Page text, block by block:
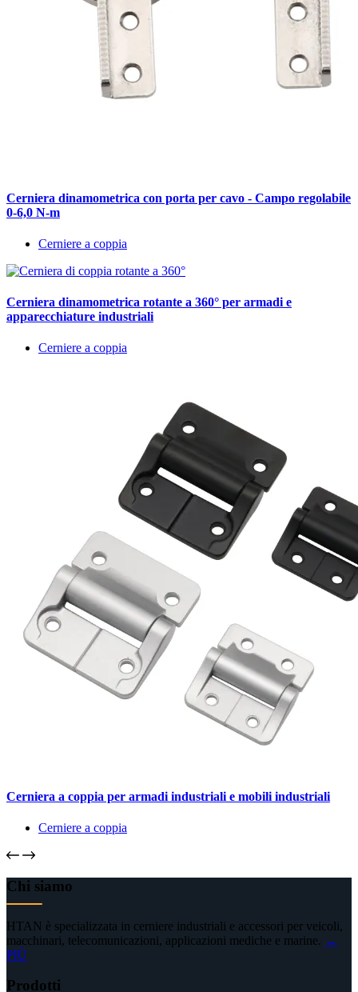
Cerniera dinamometrica con porta per cavo - Campo regolabile
0-6,0 N-m
Cerniere a coppia
Cerniera dinamometrica rotante a 360° per armadi e
apparecchiature industriali
Cerniere a coppia
Cerniera a coppia per armadi industriali e mobili industriali
Cerniere a coppia
Chi siamo
HTAN è specializzata in cerniere industriali e accessori per veicoli,
macchinari, telecomunicazioni, applicazioni mediche e marine. →
PIÙ
Prodotti